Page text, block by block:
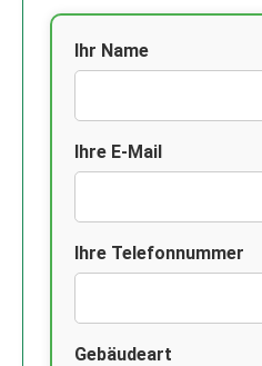
Ihr Name
Ihre E-Mail
Ihre Telefonnummer
Gebäudeart